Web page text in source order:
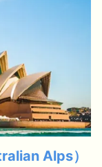
Alps）